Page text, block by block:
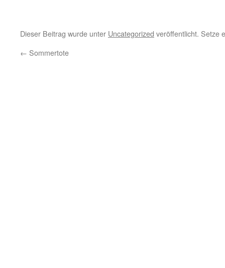
Dieser Beitrag wurde unter Uncategorized veröffentlicht. Setze
← Sommertote